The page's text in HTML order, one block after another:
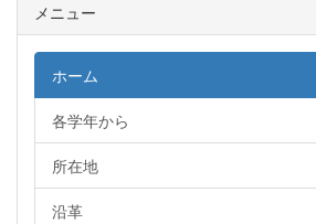
メニュー
ホーム
各学年から
所在地
沿革